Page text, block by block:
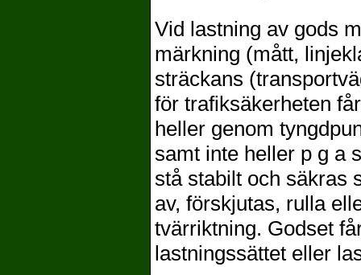
Vid lastning av gods
märkning (mått,
sträckans
för trafiksäkerheten
heller genom
samt inte heller p g a
stå stabilt och säkras
av, förskjutas, rulla
tvärriktning. Godset
lastningssättet eller